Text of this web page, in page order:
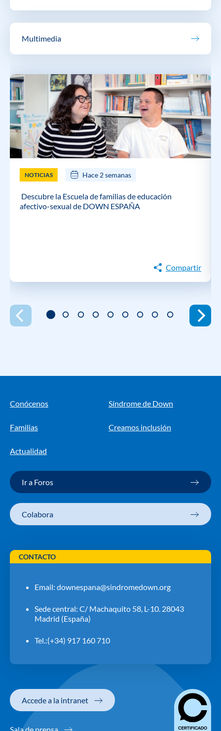
Multimedia
NOTICIAS Hace 2 semanas
Descubre la Escuela de familias de educación
afectivo-sexual de DOWN ESPAÑA
Compartir
Conócenos Síndrome de Down
Familias Creamos inclusión
Actualidad
Ir a Foros
Colabora
CONTACTO
Email: downespana@sindromedown.org
Sede central: C/ Machaquito 58, L-10. 28043
Madrid (España)
Tel.:(+34) 917 160 710
Accede a la intranet
Sala de prensa